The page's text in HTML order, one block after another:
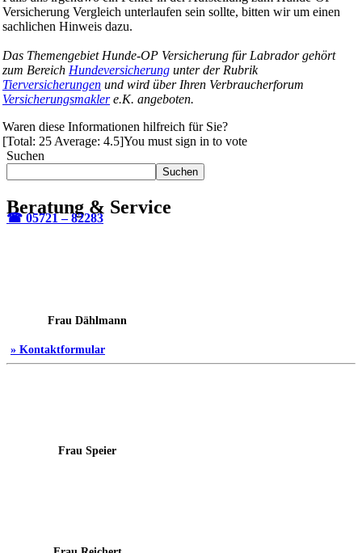
Versicherung Vergleich unterlaufen sein sollte, bitten wir um einen
sachlichen Hinweis dazu.
Das Themengebiet Hunde-OP Versicherung für Labrador gehört
zum Bereich Hundeversicherung unter der Rubrik
Tierversicherungen und wird über Ihren Verbraucherforum
Versicherungsmaklere.K. angeboten.
Waren diese Informationen hilfreich für Sie?
[Total: 25 Average: 4.5]You must sign in to vote
Suchen
Suchen
Beratung & Service
☎ 05721 – 82283
Frau Dählmann
» Kontaktformular
Frau Speier